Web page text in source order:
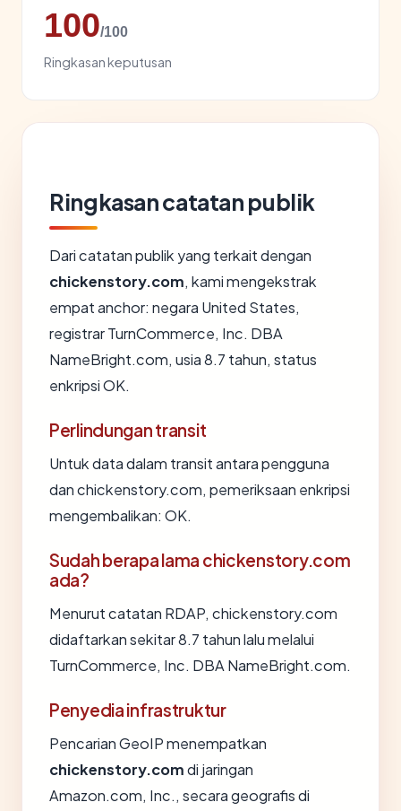
100/100
Ringkasan keputusan
Ringkasan catatan publik
Dari catatan publik yang terkait dengan
chickenstory.com, kami mengekstrak
empat anchor: negara United States,
registrar TurnCommerce, Inc. DBA
NameBright.com, usia 8.7 tahun, status
enkripsi OK.
Perlindungan transit
Untuk data dalam transit antara pengguna
dan chickenstory.com, pemeriksaan enkripsi
mengembalikan: OK.
Sudah berapa lama chickenstory.com
ada?
Menurut catatan RDAP, chickenstory.com
didaftarkan sekitar 8.7 tahun lalu melalui
TurnCommerce, Inc. DBA NameBright.com.
Penyedia infrastruktur
Pencarian GeoIP menempatkan
chickenstory.comdi jaringan
Amazon.com, Inc., secara geografis di